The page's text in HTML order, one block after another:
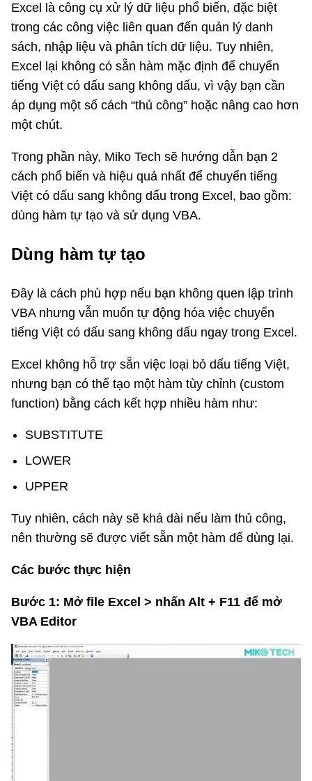
Excel là công cụ xử lý dữ liệu phổ biến, đặc biệt
trong các công việc liên quan đến quản lý danh
sách, nhập liệu và phân tích dữ liệu. Tuy nhiên,
Excel lại không có sẵn hàm mặc định để chuyển
tiếng Việt có dấu sang không dấu, vì vậy bạn cần
áp dụng một số cách “thủ công” hoặc nâng cao hơn
một chút.
Trong phần này, Miko Tech sẽ hướng dẫn bạn 2
cách phổ biến và hiệu quả nhất để chuyển tiếng
Việt có dấu sang không dấu trong Excel, bao gồm:
dùng hàm tự tạo và sử dụng VBA.
Dùng hàm tự tạo
Đây là cách phù hợp nếu bạn không quen lập trình
VBA nhưng vẫn muốn tự động hóa việc chuyển
tiếng Việt có dấu sang không dấu ngay trong Excel.
Excel không hỗ trợ sẵn việc loại bỏ dấu tiếng Việt,
nhưng bạn có thể tạo một hàm tùy chỉnh (custom
function) bằng cách kết hợp nhiều hàm như:
SUBSTITUTE
LOWER
UPPER
Tuy nhiên, cách này sẽ khá dài nếu làm thủ công,
nên thường sẽ được viết sẵn một hàm để dùng lại.
Các bước thực hiện
Bước 1: Mở file Excel > nhấn Alt + F11 để mở
VBA Editor